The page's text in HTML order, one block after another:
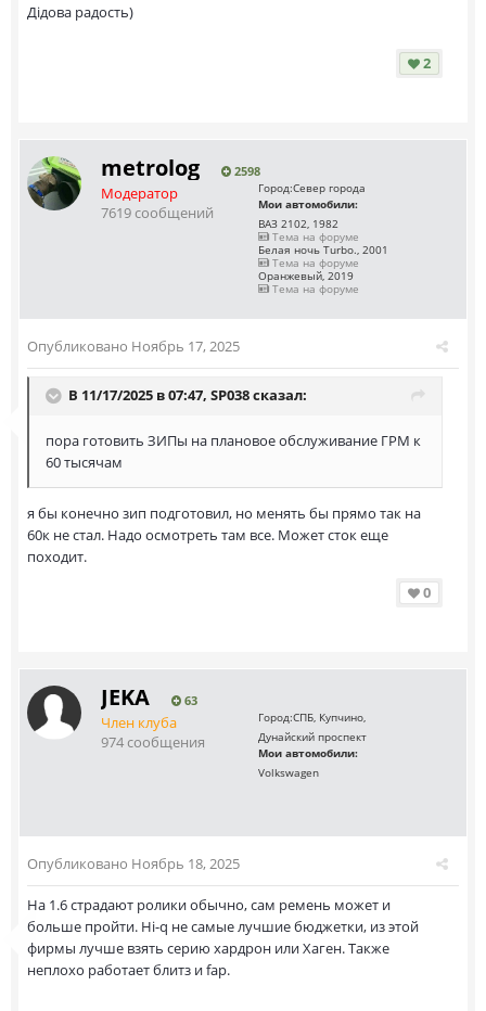
Дiдова радость)
2
metrolog 2598
Модератор
7619 сообщений
Город:Север города
Мои автомобили:
ВАЗ 2102, 1982
Тема на форуме
Белая ночь Turbo., 2001
Тема на форуме
Оранжевый, 2019
Тема на форуме
Опубликовано Ноябрь 17, 2025
В 11/17/2025 в 07:47, SP038сказал:
пора готовить ЗИПы на плановое обслуживание ГРМ к
60 тысячам
я бы конечно зип подготовил, но менять бы прямо так на
60к не стал. Надо осмотреть там все. Может сток еще
походит.
0
JEKA 63
Член клуба
974 сообщения
Город:СПБ, Купчино,
Дунайский проспект
Мои автомобили:
Volkswagen
Опубликовано Ноябрь 18, 2025
На 1.6 страдают ролики обычно, сам ремень может и
больше пройти. Hi-q не самые лучшие бюджетки, из этой
фирмы лучше взять серию хардрон или Хаген. Также
неплохо работает блитз и fap.